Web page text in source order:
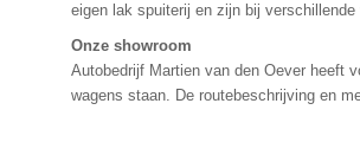
eigen lak spuiterij en zijn bij
Onze showroom
Autobedrijf Martien van den Oever heeft
wagens staan. De routebeschrijving en